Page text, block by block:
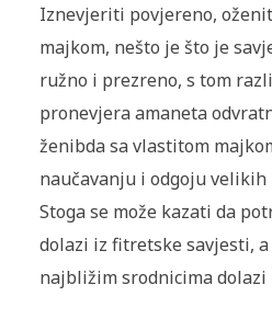
Iznevjeriti povjereno,
majkom, nešto je što je
ružno i prezreno, s tom
pronevjera amaneta
ženibda sa vlastitom
naučavanju i odgoju velikih
Stoga se može kazati da
dolazi iz fitretske savjesti,
najbližim srodnicima dolazi